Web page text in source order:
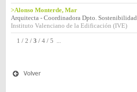
>Alonso Monterde, Mar
Arquitecta - Coordinadora Dpto. Sostenibilidad
Instituto Valenciano de la Edificación (IVE)
1 / 2 / 3 / 4 / 5 ...
Volver